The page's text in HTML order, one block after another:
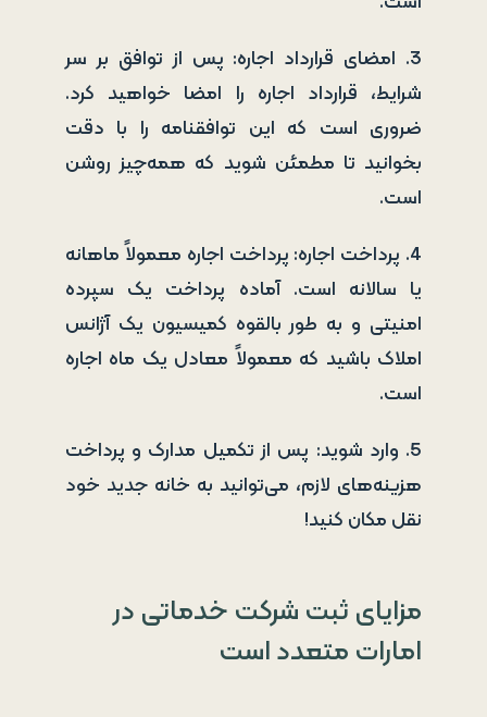
3. امضای قرارداد اجاره: پس از توافق بر سر
شرایط، قرارداد اجاره را امضا خواهید کرد.
ضروری است که این توافقنامه را با دقت
بخوانید تا مطمئن شوید که همه‌چیز روشن
است.
4. پرداخت اجاره: پرداخت اجاره معمولاً ماهانه
یا سالانه است. آماده پرداخت یک سپرده
امنیتی و به طور بالقوه کمیسیون یک آژانس
املاک باشید که معمولاً معادل یک ماه اجاره
است.
5. وارد شوید: پس از تکمیل مدارک و پرداخت
هزینه‌های لازم، می‌توانید به خانه جدید خود
نقل مکان کنید!
مزایای ثبت شرکت خدماتی در
امارات متعدد است